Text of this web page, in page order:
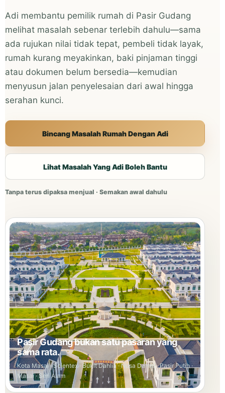
Adi membantu pemilik rumah di Pasir Gudang
melihat masalah sebenar terlebih dahulu—sama
ada rujukan nilai tidak tepat, pembeli tidak layak,
rumah kurang meyakinkan, baki pinjaman tinggi
atau dokumen belum bersedia—kemudian
menyusun jalan penyelesaian dari awal hingga
serahan kunci.
Bincang Masalah Rumah Dengan Adi
Lihat Masalah Yang Adi Boleh Bantu
Tanpa terus dipaksa menjual · Semakan awal dahulu
Pasir Gudang bukan satu pasaran yang
sama rata.
Kota Masai · Scientex · Bukit Dahlia · Nusa Damai · Pasir Putih ·
Masai · Seri Alam